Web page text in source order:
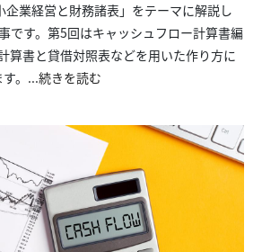
企業経営と財務諸表」をテーマに解説し
です。第5回はキャッシュフロー計算書編
算書と貸借対照表などを用いた作り方に
。...続きを読む